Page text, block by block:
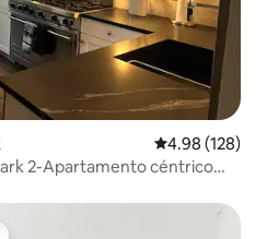
Calificación
4.98 (128)
2-Apartamento céntrico